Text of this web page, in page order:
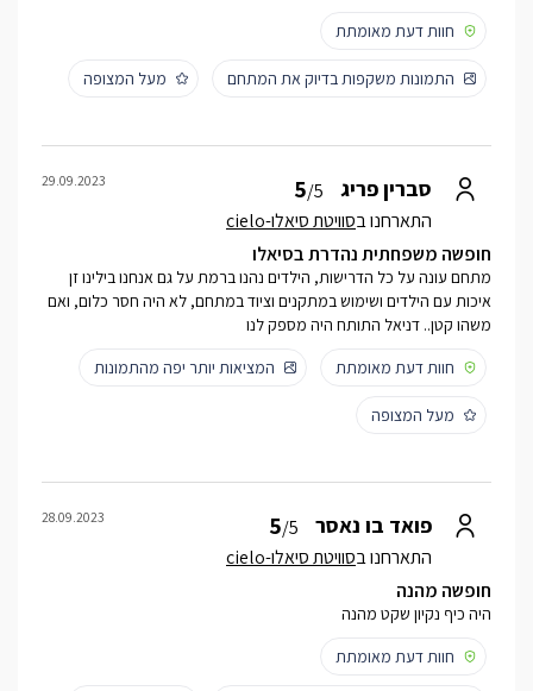
חוות דעת מאומתת
התמונות משקפות בדיוק את המתחם מעל המצופה
סברין פריג 5/5
התארחנו בסוויטת סיאלו-cielo
29.09.2023
חופשה משפחתית נהדרת בסיאלו
מתחם עונה על כל הדרישות, הילדים נהנו ברמת על גם אנחנו בילינו זן
איכות עם הילדים ושימוש במתקנים וציוד במתחם, לא היה חסר כלום, ואם
משהו קטן.. דניאל התותח היה מספק לנו
חוות דעת מאומתת
המציאות יותר יפה מהתמונות
מעל המצופה
פואד בו נאסר 5/5
התארחנו בסוויטת סיאלו-cielo
28.09.2023
חופשה מהנה
היה כיף נקיון שקט מהנה
חוות דעת מאומתת